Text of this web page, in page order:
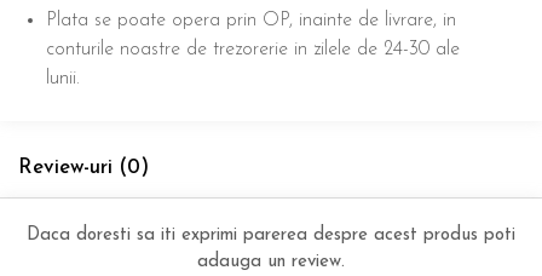
Plata se poate opera prin OP, inainte de livrare, in
conturile noastre de trezorerie in zilele de 24-30 ale
lunii.
Review-uri (0)
Daca doresti sa iti exprimi parerea despre acest produs poti
adauga un review.